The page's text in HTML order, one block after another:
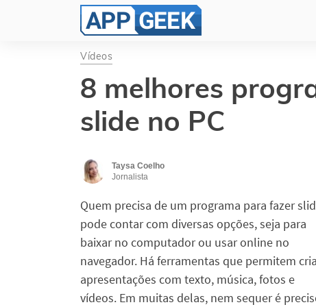
Vídeos
8 melhores
slide no PC
Taysa Coelho
Jornalista
Quem precisa de um programa para fazer
pode contar com diversas opções, seja para
baixar no computador ou usar online no
navegador. Há ferramentas que permitem
apresentações com texto, música, fotos e
vídeos. Em muitas delas, nem sequer é